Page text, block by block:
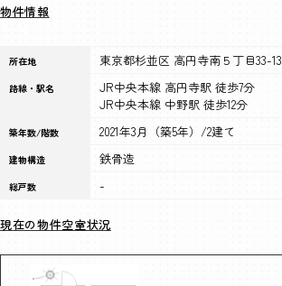
物件情報
所在地 東京都杉並区 高円寺南５丁目33-13
路線・駅名
JR中央本線 高円寺駅 徒歩7分
JR中央本線 中野駅 徒歩12分
築年数/階数 2021年3月（築5年）/2建て
建物構造 鉄骨造
総戸数 -
現在の物件空室状況